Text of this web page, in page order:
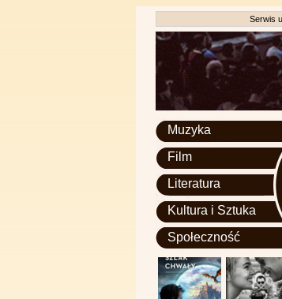
Serwis
Muzyka
Film
Literatura
Kultura i Sztuka
Społeczność